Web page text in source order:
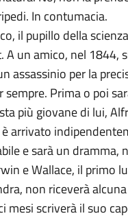
In contumacia.
il pupillo della
un amico, nel 1844,
assassinio per la
Prima o poi
più giovane di lui,
arrivato
e sarà un dramma,
e Wallace, il primo
non riceverà
mesi scriverà il suo